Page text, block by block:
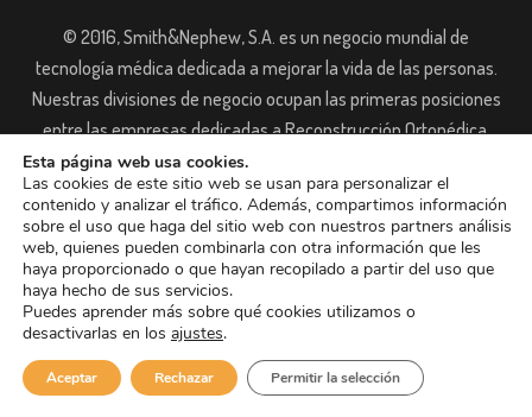
© 2016, Smith&Nephew, S.A. es un negocio mundial de
tecnología médica dedicada a mejorar la vida de las personas.
Nuestras divisiones de negocio ocupan las primeras posiciones
entre las empresas dedicadas a Reconstrucción Ortopédica,
Curación de heridas Medicina del Deporte y Trauma. Tiene casi
11.000 trabajadores en todo el mundo y está presente en más de
90 países.
Aviso de Cookies Aviso Legal
Esta página web usa cookies.
Las cookies de este sitio web se usan para personalizar el
contenido y analizar el tráfico. Además, compartimos información
sobre el uso que haga del sitio web con nuestros partners análisis
web, quienes pueden combinarla con otra información que les
haya proporcionado o que hayan recopilado a partir del uso que
haya hecho de sus servicios.
Puedes aprender más sobre qué cookies utilizamos o
desactivarlas en los ajustes.
Aceptar Rechazar Permitir la selección